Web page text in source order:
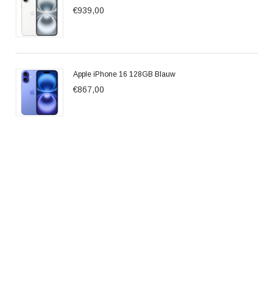
€939,00
Apple iPhone 16 128GB Blauw
€867,00